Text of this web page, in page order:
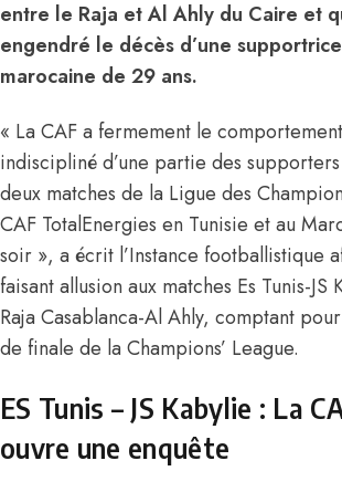
entre le Raja et Al Ahly du Caire et
engendré le décès d’une supportrice
marocaine de 29 ans.
« La CAF a fermement le comportement
indiscipliné d’une partie des
deux matches de la Ligue des
CAF TotalEnergies en Tunisie et au
soir », a écrit l’Instance footballistique
faisant allusion aux matches Es Tunis-JS
Raja Casablanca-Al Ahly, comptant
de finale de la Champions’ League.
ES Tunis – JS Kabylie : La
ouvre une enquête